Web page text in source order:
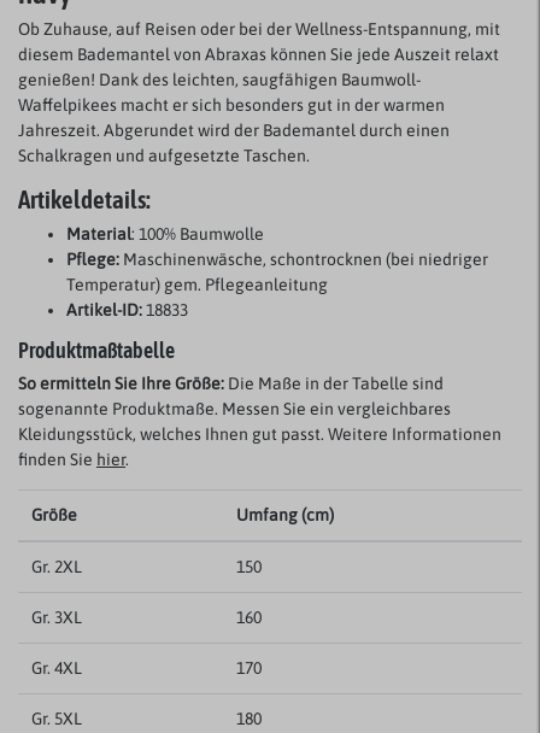
Ob Zuhause, auf Reisen oder bei der Wellness-Entspannung, mit
diesem Bademantel von Abraxas können Sie jede Auszeit relaxt
genießen! Dank des leichten, saugfähigen Baumwoll-
Waffelpikees macht er sich besonders gut in der warmen
Jahreszeit. Abgerundet wird der Bademantel durch einen
Schalkragen und aufgesetzte Taschen.
Artikeldetails:
Material: 100% Baumwolle
Pflege: Maschinenwäsche, schontrocknen (bei niedriger
Temperatur) gem. Pflegeanleitung
Artikel-ID:18833
Produktmaßtabelle
So ermitteln Sie Ihre Größe: Die Maße in der Tabelle sind
sogenannte Produktmaße. Messen Sie ein vergleichbares
Kleidungsstück, welches Ihnen gut passt. Weitere Informationen
finden Sie hier.
Größe Umfang (cm)
Gr. 2XL 150
Gr. 3XL 160
Gr. 4XL 170
Gr. 5XL 180